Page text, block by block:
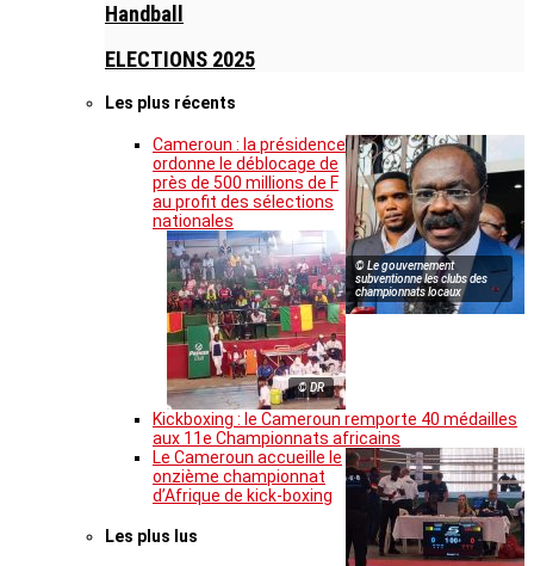
Handball
ELECTIONS 2025
Les plus récents
© Le gouvernement
subventionne les clubs des
championnats locaux
Cameroun : la présidence
ordonne le déblocage de
près de 500 millions de F
au profit des sélections
nationales
© DR
Kickboxing : le Cameroun remporte 40 médailles
aux 11e Championnats africains
Le Cameroun accueille le
onzième championnat
d’Afrique de kick-boxing
Les plus lus